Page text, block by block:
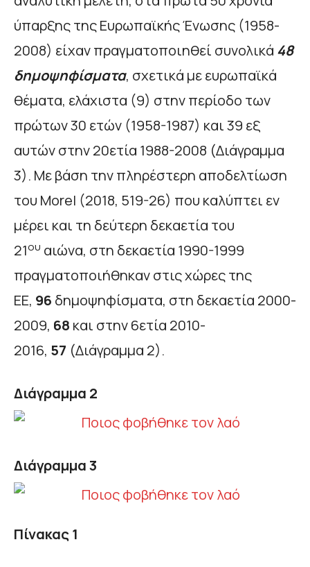
ύπαρξης της Ευρωπαϊκής Ένωσης (1958-
2008) είχαν πραγματοποιηθεί συνολικά 48
δημοψηφίσματα, σχετικά με ευρωπαϊκά
θέματα, ελάχιστα (9) στην περίοδο των
πρώτων 30 ετών (1958-1987) και 39 εξ
αυτών στην 20ετία 1988-2008 (Διάγραμμα
3). Με βάση την πληρέστερη αποδελτίωση
του Morel (2018, 519-26) που καλύπτει εν
μέρει και τη δεύτερη δεκαετία του
21ου αιώνα, στη δεκαετία 1990-1999
πραγματοποιήθηκαν στις χώρες της
ΕΕ, 96 δημοψηφίσματα, στη δεκαετία 2000-
2009, 68 και στην 6ετία 2010-
2016, 57 (Διάγραμμα 2).
Διάγραμμα 2
Διάγραμμα 3
Πίνακας 1